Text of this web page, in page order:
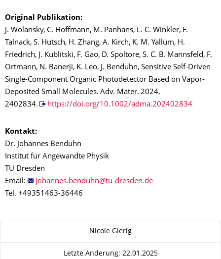
Original Publikation:
J. Wolansky, C. Hoffmann, M. Panhans, L. C. Winkler, F.
Talnack, S. Hutsch, H. Zhang, A. Kirch, K. M. Yallum, H.
Friedrich, J. Kublitski, F. Gao, D. Spoltore, S. C. B. Mannsfeld, F.
Ortmann, N. Banerji, K. Leo, J. Benduhn, Sensitive Self-Driven
Single-Component Organic Photodetector Based on Vapor-
Deposited Small Molecules. Adv. Mater. 2024,
2402834.
https://doi.org/10.1002/adma.202402834
Kontakt:
Dr. Johannes Benduhn
Institut für Angewandte Physik
TU Dresden
Email:
Tel. +49351463-36446
Nicole Gierig
Letzte Änderung: 22.01.2025